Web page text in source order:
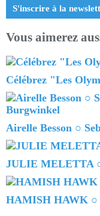
S'inscrire à la
Vous aimerez
Célébrez "Les
Airelle Besson ○
JULIE MELETTA
HAMISH HAWK